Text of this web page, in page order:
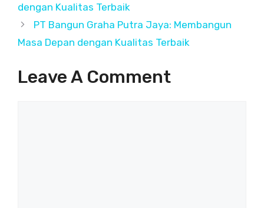
e
g
o
i
dengan Kualitas Terbaik
PT Bangun Graha Putra Jaya: Membangun
Masa Depan dengan Kualitas Terbaik
Leave A Comment